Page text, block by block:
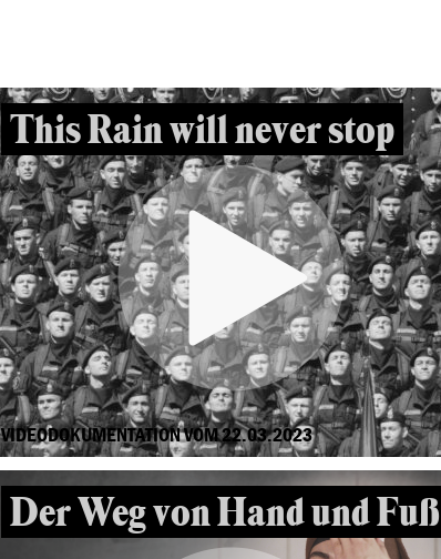
This Rain will never stop
VIDEODOKUMENTATION VOM 22.03.2023
Der Weg von Hand und Fuß